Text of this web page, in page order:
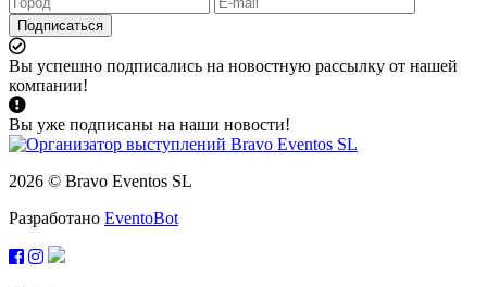
Подписаться
Вы успешно подписались на новостную рассылку от нашей
компании!
Вы уже подписаны на наши новости!
2026 © Bravo Eventos SL
Разработано EventoBot